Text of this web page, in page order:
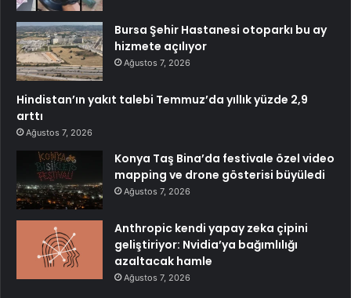
Bursa Şehir Hastanesi otoparkı bu ay
hizmete açılıyor
Ağustos 7, 2026
Hindistan’ın yakıt talebi Temmuz’da yıllık yüzde 2,9
arttı
Ağustos 7, 2026
Konya Taş Bina’da festivale özel video
mapping ve drone gösterisi büyüledi
Ağustos 7, 2026
Anthropic kendi yapay zeka çipini
geliştiriyor: Nvidia’ya bağımlılığı
azaltacak hamle
Ağustos 7, 2026